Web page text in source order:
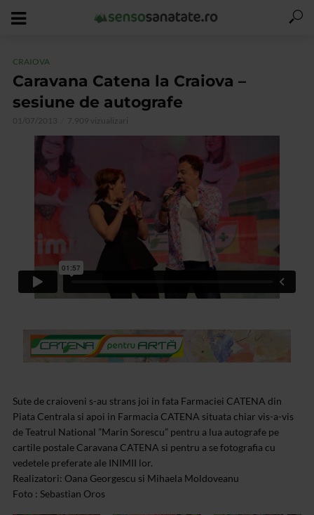
CRAIOVA
Caravana Catena la Craiova –
sesiune de autografe
01/07/2013 7.909 vizualizari
Sute de craioveni s-au strans joi in fata Farmaciei CATENA din
Piata Centrala si apoi in Farmacia CATENA situata chiar vis-a-vis
de Teatrul National ”Marin Sorescu” pentru a lua autografe pe
cartile postale Caravana CATENA si pentru a se fotografia cu
vedetele preferate ale INIMII lor.
Realizatori: Oana Georgescu si Mihaela Moldoveanu
Foto : Sebastian Oros